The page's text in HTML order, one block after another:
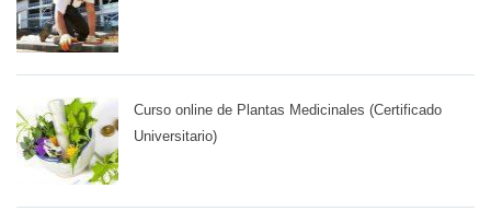
Curso online de Plantas Medicinales (Certificado
Universitario)